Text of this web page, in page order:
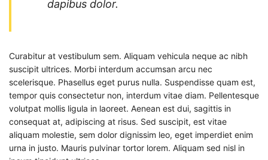
dapibus dolor.
Curabitur at vestibulum sem. Aliquam vehicula neque ac nibh
suscipit ultrices. Morbi interdum accumsan arcu nec
scelerisque. Phasellus eget purus nulla. Suspendisse quam est,
tempor quis consectetur non, interdum vitae diam. Pellentesque
volutpat mollis ligula in laoreet. Aenean est dui, sagittis in
consequat at, adipiscing at risus. Sed suscipit, est vitae
aliquam molestie, sem dolor dignissim leo, eget imperdiet enim
urna in justo. Mauris pulvinar tortor lorem. Aliquam sed nisl in